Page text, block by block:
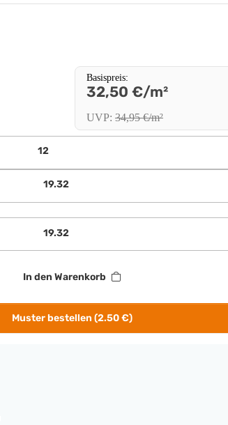
Basispreis:
32,50 €/m²
UVP: 34,95 €/m²
In den Warenkorb
Muster bestellen (2.50 €)